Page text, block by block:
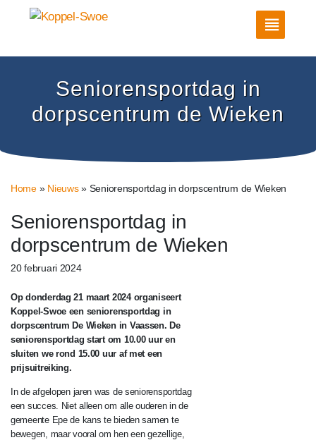
Seniorensportdag in
dorpscentrum de Wieken
Home» Nieuws» Seniorensportdag in dorpscentrum de Wieken
Seniorensportdag in
dorpscentrum de Wieken
20 februari 2024
Op donderdag 21 maart 2024 organiseert
Koppel-Swoe een seniorensportdag in
dorpscentrum De Wieken in Vaassen. De
seniorensportdag start om 10.00 uur en
sluiten we rond 15.00 uur af met een
prijsuitreiking.
In de afgelopen jaren was de seniorensportdag
een succes. Niet alleen om alle ouderen in de
gemeente Epe de kans te bieden samen te
bewegen, maar vooral om hen een gezellige,